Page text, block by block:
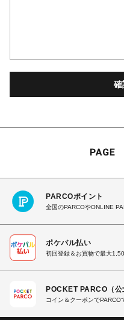
PARCOポイント
全国のPARCOやONLINE
ポケパル払い
初回登録＆お買物で最大
POCKET PARCO（公
コイン＆クーポンでPARCO